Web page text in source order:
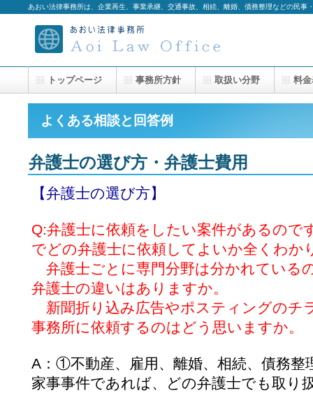
あおい法律事務所は、企業再生、事業承継、交通事故、相続、離婚、債務整理などの民事
よくある相談と回答例
弁護士の選び方・弁護士費用
【弁護士の選び方】
Q:弁護士に依頼をしたい案件があるので
でどの弁護士に依頼してよいか全くわか
弁護士ごとに専門分野は分かれている
弁護士の違いはありますか。
新聞折り込み広告やポスティングのチ
事務所に依頼するのはどう思いますか。
A：①不動産、雇用、離婚、相続、債務整
家事事件であれば、どの弁護士でも取り
トップページ 事務所方針 取扱い分野 料